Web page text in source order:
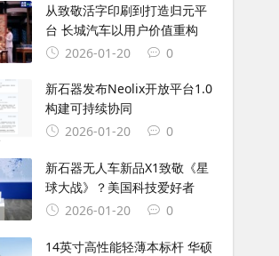
从致敬活字印刷到打造归元平
台 长城汽车以用户价值重构
2026-01-20
0
新石器发布Neolix开放平台1.0
构建可持续协同
2026-01-20
0
新石器无人车新品X1致敬《星
球大战》？美国科技爱好者
2026-01-20
0
14英寸高性能轻薄本标杆 华硕